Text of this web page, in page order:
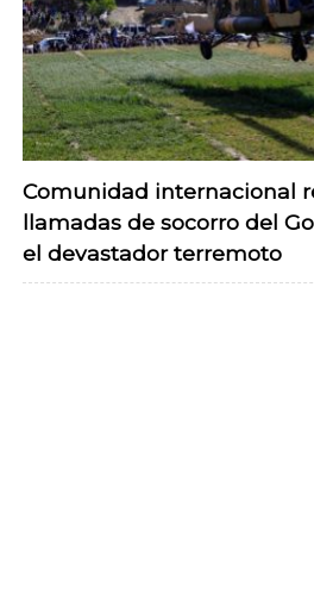
Comunidad internacional
llamadas de socorro del
el devastador terremoto